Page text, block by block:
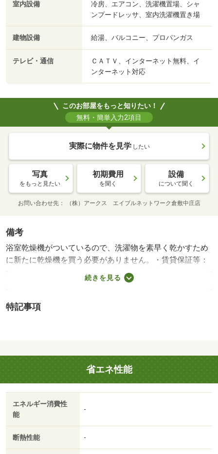
室内設備
冷房、エアコン、洗濯機置場、シャ
ンプードレッサ、室内洗濯機置き場
建物設備 給湯、バルコニー、プロパンガス
テレビ・通信
ＣＡＴＶ、インターネット無料、イ
ンターネット対応
このお部屋をもっと知りたい！
無料・簡単入力2項目
実際に物件を見学 したい
写真
をもっと見たい
初期費用
を聞く
設備
について聞く
お問い合わせ先 （株）アークス エイブルネットワーク倉敷中庄店
備考
浴室乾燥機がついているので、洗濯物を素早く乾かすため
に新たに乾燥機を買う必要がありません。・賃貸保証等：
加入要（保証人代行サービス保証料・家賃集金サービス手
数料 １０，０００円／入居時、以降は月額賃料の１％／
月）３，３００円／月・雨の日など外に干せない時でも部
可能です。/消毒施工料（当社扱）（入居時のみ） 17050
続きを見る
特記事項
省エネ性能
エネルギー消費性
能
-
断熱性能 -